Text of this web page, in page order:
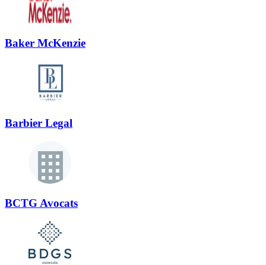
Baker McKenzie
Barbier Legal
BCTG Avocats